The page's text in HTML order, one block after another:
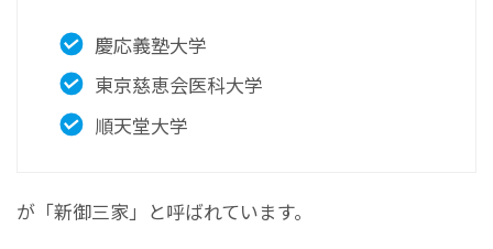
慶応義塾大学
東京慈恵会医科大学
順天堂大学
が「新御三家」と呼ばれています。